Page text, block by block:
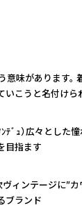
う意味があります
こうと名付けら
ﾃﾞｭ）広々とした
目指ます
ィンテージに”
ブランド